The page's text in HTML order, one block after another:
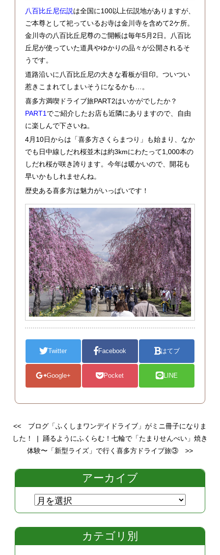
カテゴリ別
アーカイブ
八百比丘尼伝説は全国に100以上伝説地がありますが、
ご本尊として祀っているお寺は金川寺を含めて2ケ所。
金川寺の八百比丘尼尊のご開帳は毎年5月2日。八百比
丘尼が使っていた道具やゆかりの品々が公開されるそ
うです。
道路沿いに八百比丘尼の大きな看板が目印。ついつい
惹きこまれてしまいそうになるかも…。
喜多方満喫ドライブ旅PART2はいかがでしたか？
PART1 でご紹介したお店も近隣にありますので、自由
に楽しんで下さいね。
4月10日からは「喜多方さくらまつり」も始まり、なか
でも日中線しだれ桜並木は約3kmにわたって1,000本の
しだれ桜が咲き誇ります。今年は暖かいので、開花も
早いかもしれませんね。
歴史ある喜多方は魅力がいっぱいです！
Twitter Facebook はてブ
Google+ Pocket LINE
<< ブログ「ふくしまワンデイドライブ」がミニ冊子になりま
した！
| 踊るようにふくらむ！七輪で「たまりせんべい」焼き
体験〜「新型ライズ」で行く喜多方ドライブ旅③ >>